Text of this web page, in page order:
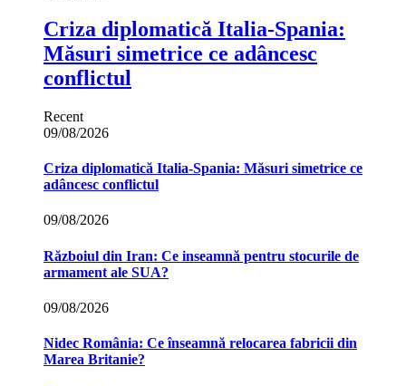
Criza diplomatică Italia-Spania:
Măsuri simetrice ce adâncesc
conflictul
Recent
09/08/2026
Criza diplomatică Italia-Spania: Măsuri simetrice ce
adâncesc conflictul
09/08/2026
Războiul din Iran: Ce inseamnă pentru stocurile de
armament ale SUA?
09/08/2026
Nidec România: Ce înseamnă relocarea fabricii din
Marea Britanie?